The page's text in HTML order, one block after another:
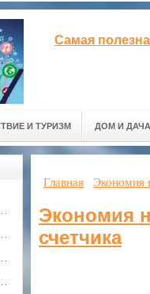
Самая
И ТУРИЗМ ДОМ И ДАЧА
Главная Экономия
Экономия
счетчика